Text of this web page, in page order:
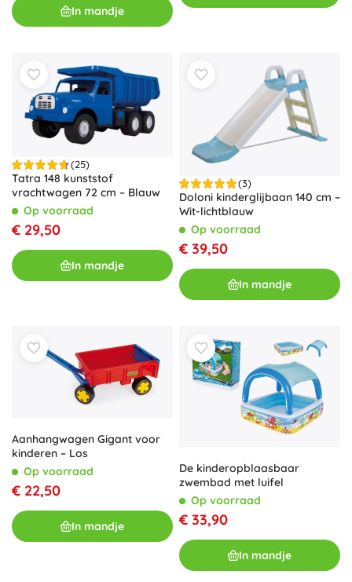
In mandje
(25)
Tatra 148 kunststof
vrachtwagen 72 cm – Blauw
Op voorraad
€ 29,50
In mandje
(3)
Doloni kinderglijbaan 140 cm –
Wit-lichtblauw
Op voorraad
€ 39,50
In mandje
Aanhangwagen Gigant voor
kinderen – Los
Op voorraad
€ 22,50
In mandje
De kinderopblaasbaar
zwembad met luifel
Op voorraad
€ 33,90
In mandje